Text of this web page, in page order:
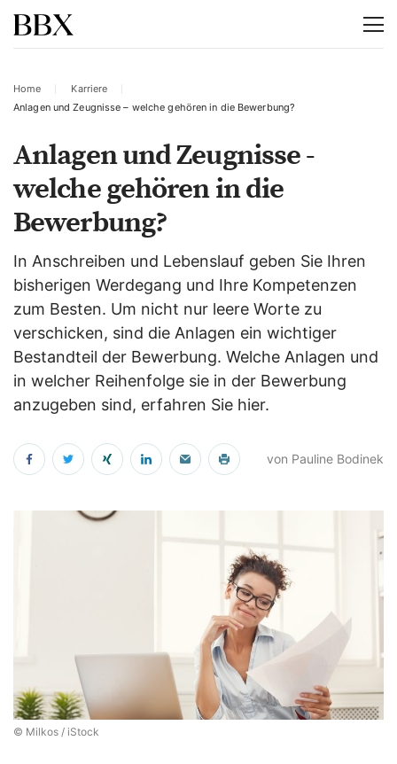
Home
Karriere
Anlagen und Zeugnisse – welche gehören in die Bewerbung?
Anlagen und Zeugnisse -
welche gehören in die
Bewerbung?
In Anschreiben und Lebenslauf geben Sie Ihren
bisherigen Werdegang und Ihre Kompetenzen
zum Besten. Um nicht nur leere Worte zu
verschicken, sind die Anlagen ein wichtiger
Bestandteil der Bewerbung. Welche Anlagen und
in welcher Reihenfolge sie in der Bewerbung
anzugeben sind, erfahren Sie hier.
von Pauline Bodinek
© Milkos / iStock